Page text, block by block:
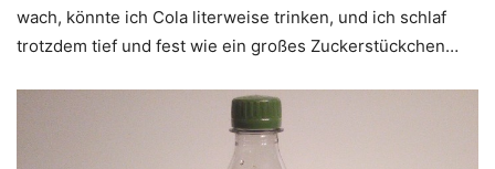
wach, könnte ich Cola literweise trinken, und ich schlaf
trotzdem tief und fest wie ein großes Zuckerstückchen…